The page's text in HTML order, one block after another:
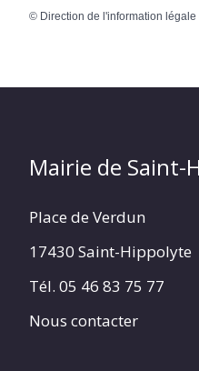
© Direction de l'information
Mairie de Saint-
Place de Verdun
17430 Saint-Hippolyte
Tél. 05 46 83 75 77
Nous contacter